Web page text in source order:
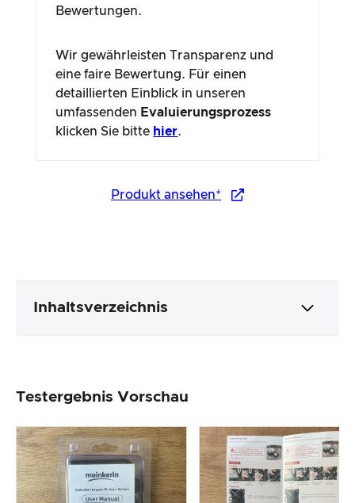
Bewertungen.
Wir gewährleisten Transparenz und
eine faire Bewertung. Für einen
detaillierten Einblick in unseren
umfassenden Evaluierungsprozess
klicken Sie bitte hier.
Produkt ansehen*
Inhaltsverzeichnis
Produktverarbeitung & Erscheinungsbild
Der Praxistest
Preis-/ Leistungsverhältnis
Testergebnis Vorschau